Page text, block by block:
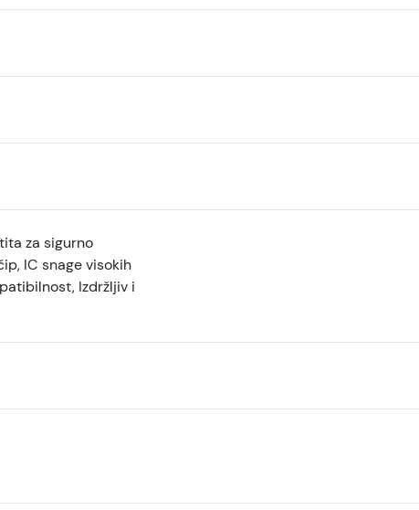
za sigurno
IC snage visokih
Izdržljiv i